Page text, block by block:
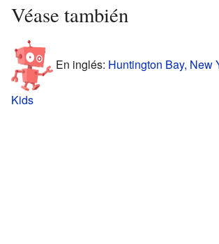
Véase también
En inglés: Huntington Bay, New
Kids